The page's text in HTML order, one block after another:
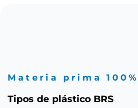
Materia prima
Tipos de plástico BRS